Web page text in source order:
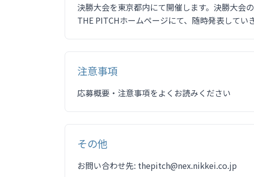
決勝大会を東京都内にて開催します。決勝大会
THE PITCHホームページにて、随時発表してい
注意事項
応募概要・注意事項をよくお読みください
その他
お問い合わせ先: thepitch@nex.nikkei.co.jp